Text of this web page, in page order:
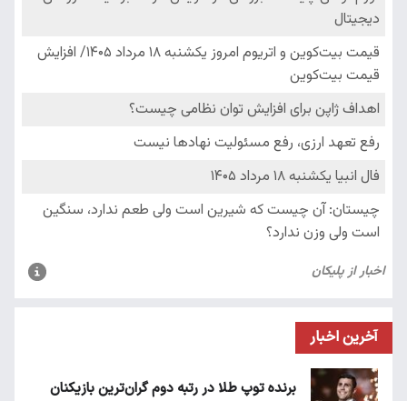
آخرین اخبار
برنده توپ طلا در رتبه دوم گران‌ترین بازیکنان